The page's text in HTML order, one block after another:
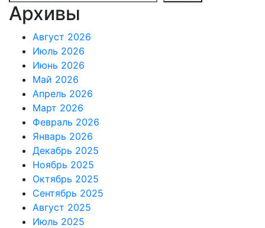
Архивы
Август 2026
Июль 2026
Июнь 2026
Май 2026
Апрель 2026
Март 2026
Февраль 2026
Январь 2026
Декабрь 2025
Ноябрь 2025
Октябрь 2025
Сентябрь 2025
Август 2025
Июль 2025